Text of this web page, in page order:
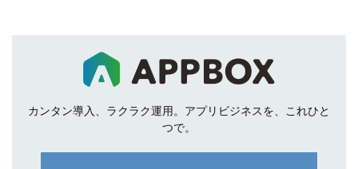
カンタン導入、ラクラク運用。 アプリビジネスを、これひと
つで。